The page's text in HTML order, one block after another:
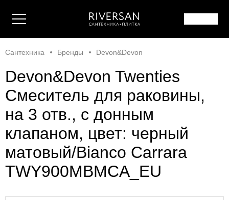
Сантехника Бренды Devon&Devon
Devon&Devon Twenties
Смеситель для раковины,
на 3 отв., с донным
клапаном, цвет: черный
матовый/Bianco Carrara
TWY900MBMCA_EU